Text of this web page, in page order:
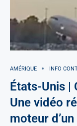
AMÉRIQUE INFO
États-Unis |
Une vidéo
moteur